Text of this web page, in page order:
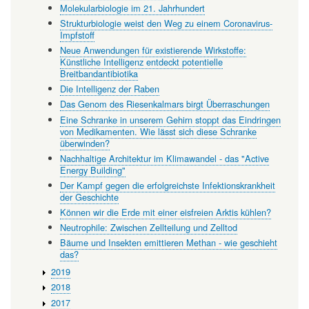
Molekularbiologie im 21. Jahrhundert
Strukturbiologie weist den Weg zu einem Coronavirus-
Impfstoff
Neue Anwendungen für existierende Wirkstoffe:
Künstliche Intelligenz entdeckt potentielle
Breitbandantibiotika
Die Intelligenz der Raben
Das Genom des Riesenkalmars birgt Überraschungen
Eine Schranke in unserem Gehirn stoppt das Eindringen
von Medikamenten. Wie lässt sich diese Schranke
überwinden?
Nachhaltige Architektur im Klimawandel - das "Active
Energy Building"
Der Kampf gegen die erfolgreichste Infektionskrankheit
der Geschichte
Können wir die Erde mit einer eisfreien Arktis kühlen?
Neutrophile: Zwischen Zellteilung und Zelltod
Bäume und Insekten emittieren Methan - wie geschieht
das?
2019
2018
2017